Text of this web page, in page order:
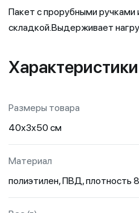
Пакет с прорубными
складкой.Выдерживает
Характеристики
Размеры товара
40x3x50 см
Материал
полиэтилен, ПВД, плотность